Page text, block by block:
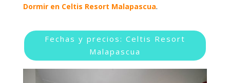
Dormir en Celtis Resort Malapascua.
Fechas y precios: Celtis Resort
Malapascua